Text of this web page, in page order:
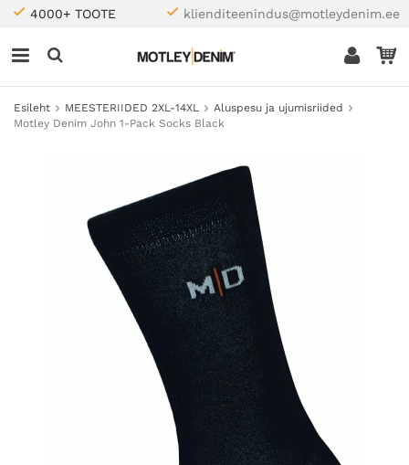
4000+ TOOTE klienditeenindus@motleydenim.ee
Esileht MEESTERIIDED 2XL-14XL
Aluspesu ja ujumisriided
Motley Denim John 1-Pack Socks Black